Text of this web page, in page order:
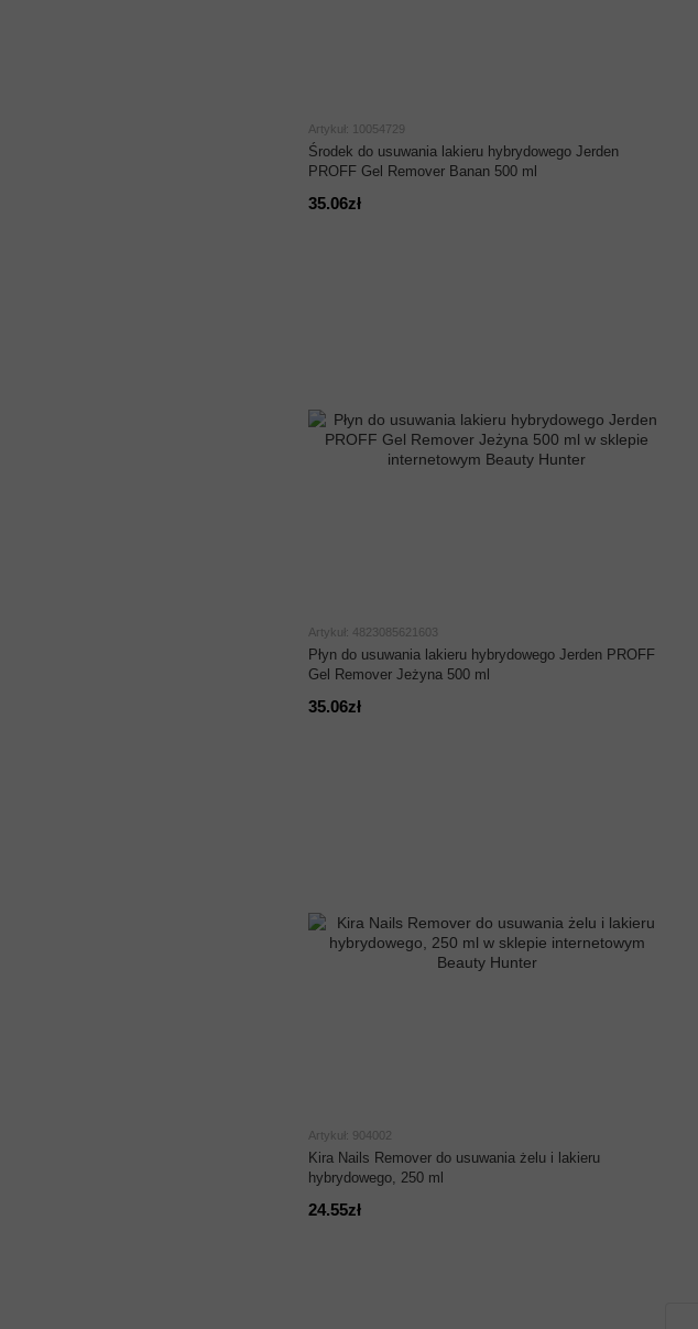
Artykuł: 10054729
Środek do usuwania lakieru hybrydowego Jerden
PROFF Gel Remover Banan 500 ml
35.06zł
Artykuł: 4823085621603
Płyn do usuwania lakieru hybrydowego Jerden PROFF
Gel Remover Jeżyna 500 ml
35.06zł
Artykuł: 904002
Kira Nails Remover do usuwania żelu i lakieru
hybrydowego, 250 ml
24.55zł